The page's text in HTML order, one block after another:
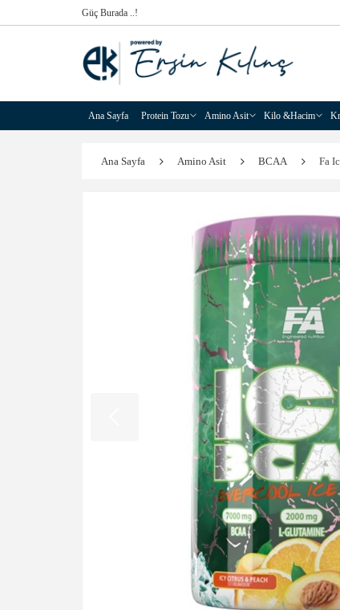
Güç Burada ..!
Ana Sayfa Protein Tozu Amino Asit Kilo &Hacim
Ana Sayfa Amino Asit BCAA Fa